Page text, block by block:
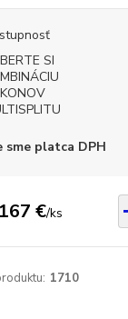
SI
sme platca DPH
€/ks
1710